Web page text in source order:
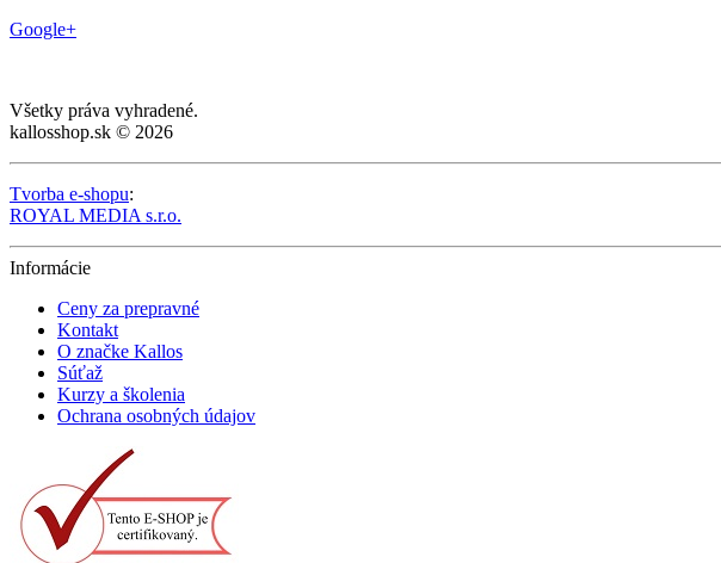
Google+
Všetky práva vyhradené.
kallosshop.sk © 2026
Tvorba e-shopu:
ROYAL MEDIA s.r.o.
Informácie
Ceny za prepravné
Kontakt
O značke Kallos
Súťaž
Kurzy a školenia
Ochrana osobných údajov